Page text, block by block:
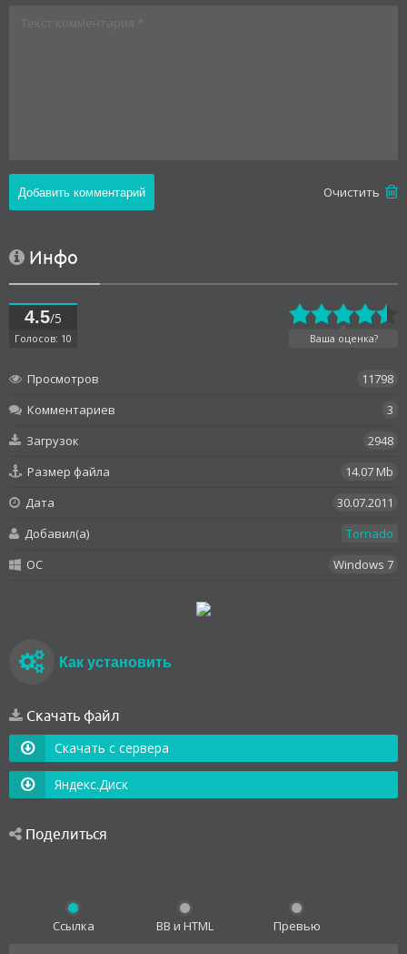
Oчистить
Инфо
4.5/5
Голосов: 10 Ваша оценка?
Просмотров
11798
Комментариев
3
Загрузок
2948
Размер файла
14.07 Mb
Дата
30.07.2011
Добавил(а)
Tornado
OC
Windows 7
Как установить
Скачать файл
Скачать с сервера
Яндекс.Диск
Поделиться
Ссылка BB и HTML Превью